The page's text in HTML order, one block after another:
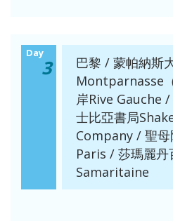
Day
3
巴黎 / 蒙帕納斯
Montparnasse
岸Rive Gauche
士比亞書局
Company / 聖
Paris / 莎瑪麗丹
Samaritaine